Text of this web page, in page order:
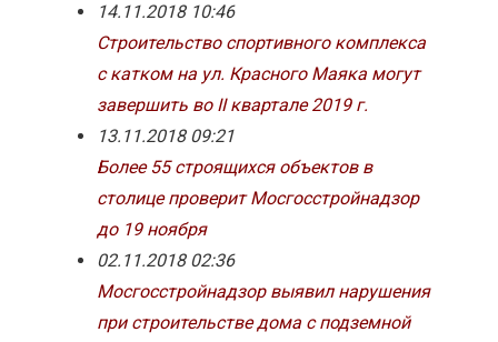
14.11.2018 10:46
Строительство спортивного комплекса
с катком на ул. Красного Маяка могут
завершить во II квартале 2019 г.
13.11.2018 09:21
Более 55 строящихся объектов в
столице проверит Мосгосстройнадзор
до 19 ноября
02.11.2018 02:36
Мосгосстройнадзор выявил нарушения
при строительстве дома с подземной